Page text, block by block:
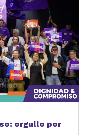
orgullo por